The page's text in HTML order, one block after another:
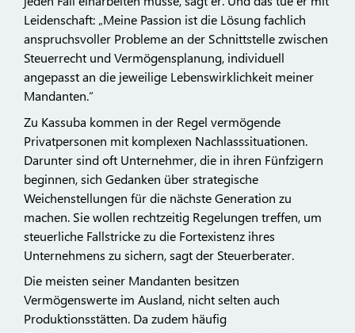
Leidenschaft: „Meine Passion ist die Lösung fachlich
anspruchsvoller Probleme an der Schnittstelle zwischen
Steuerrecht und Vermögensplanung, individuell
angepasst an die jeweilige Lebenswirklichkeit meiner
Mandanten.“
Zu Kassuba kommen in der Regel vermögende
Privatpersonen mit komplexen Nachlasssituationen.
Darunter sind oft Unternehmer, die in ihren Fünfzigern
beginnen, sich Gedanken über strategische
Weichenstellungen für die nächste Generation zu
machen. Sie wollen rechtzeitig Regelungen treffen, um
steuerliche Fallstricke zu die Fortexistenz ihres
Unternehmens zu sichern, sagt der Steuerberater.
Die meisten seiner Mandanten besitzen
Vermögenswerte im Ausland, nicht selten auch
Produktionsstätten. Da zudem häufig